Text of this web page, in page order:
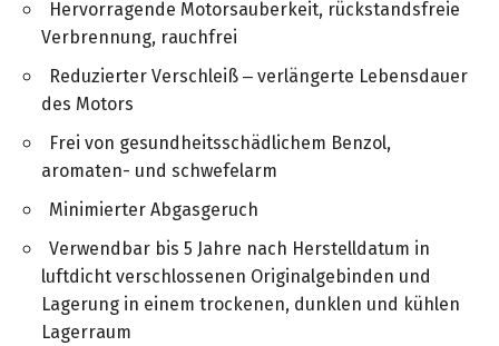
Hervorragende Motorsauberkeit, rückstandsfreie
Verbrennung, rauchfrei
Reduzierter Verschleiß – verlängerte Lebensdauer
des Motors
Frei von gesundheitsschädlichem Benzol,
aromaten- und schwefelarm
Minimierter Abgasgeruch
Verwendbar bis 5 Jahre nach Herstelldatum in
luftdicht verschlossenen Originalgebinden und
Lagerung in einem trockenen, dunklen und kühlen
Lagerraum